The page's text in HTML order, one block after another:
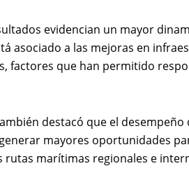
evidencian un mayor
asociado a las mejoras en
factores que han permitido
destacó que el
mayores oportunidades
rutas marítimas regionales e